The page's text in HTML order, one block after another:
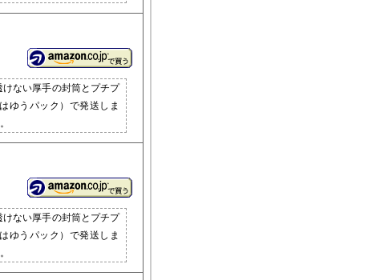
ない厚手の封筒とプチプ
ゆうパック）で発送しま
ない厚手の封筒とプチプ
ゆうパック）で発送しま